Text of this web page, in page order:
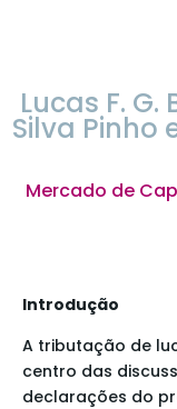
Lucas F.
Silva Pinho
Mercado de
Introdução
A tributação de
centro das
declarações do